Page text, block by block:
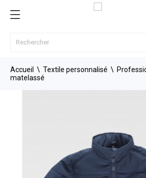
Accueil Textile personnalisé
matelassé